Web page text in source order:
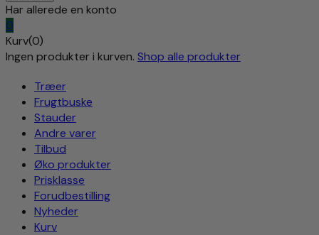
Har allerede en konto
0
Kurv(0)
Ingen produkter i kurven. Shop alle produkter
Træer
Frugtbuske
Stauder
Andre varer
Tilbud
Øko produkter
Prisklasse
Forudbestilling
Nyheder
Kurv